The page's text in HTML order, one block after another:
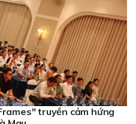
truyền cảm hứng